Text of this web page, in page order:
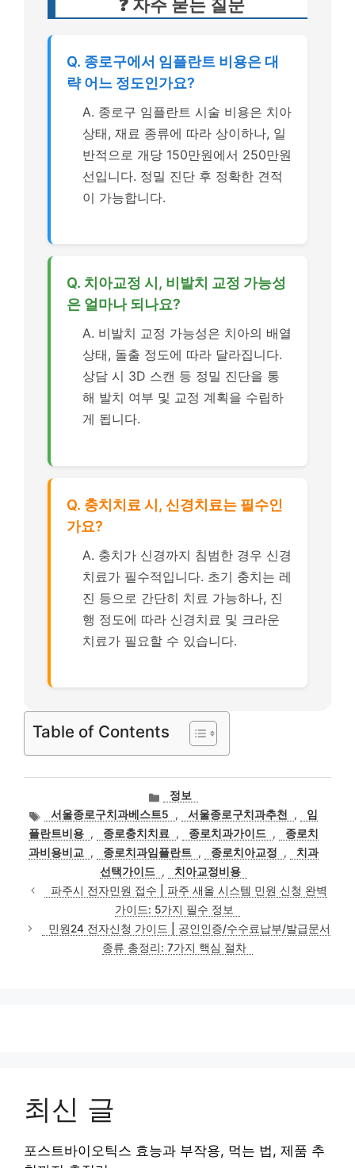
❓ 자주 묻는 질문
Q. 종로구에서 임플란트 비용은 대
략 어느 정도인가요?
A. 종로구 임플란트 시술 비용은 치아
상태, 재료 종류에 따라 상이하나, 일
반적으로 개당 150만원에서 250만원
선입니다. 정밀 진단 후 정확한 견적
이 가능합니다.
Q. 치아교정 시, 비발치 교정 가능성
은 얼마나 되나요?
A. 비발치 교정 가능성은 치아의 배열
상태, 돌출 정도에 따라 달라집니다.
상담 시 3D 스캔 등 정밀 진단을 통
해 발치 여부 및 교정 계획을 수립하
게 됩니다.
Q. 충치치료 시, 신경치료는 필수인
가요?
A. 충치가 신경까지 침범한 경우 신경
치료가 필수적입니다. 초기 충치는 레
진 등으로 간단히 치료 가능하나, 진
행 정도에 따라 신경치료 및 크라운
치료가 필요할 수 있습니다.
Table of Contents
카
테
고
리
정보
태
그
서울종로구치과베스트5 , 서울종로구치과추천 ,
임
플란트비용 , 종로충치치료 , 종로치과가이드 ,
종로치
과비용비교
, 종로치과임플란트 , 종로치아교정 ,
치과
선택가이드 ,
치아교정비용
파주시 전자민원 접수 | 파주 새올 시스템 민원 신청 완벽
가이드: 5가지 필수 정보
민원24 전자신청 가이드 | 공인인증/수수료납부/발급문서
종류 총정리: 7가지 핵심 절차
최신 글
포스트바이오틱스 효능과 부작용, 먹는 법, 제품 추